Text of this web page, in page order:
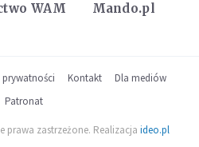
WAM
Mando.pl
Kontakt
Dla mediów
Patronat
prawa zastrzeżone. Realizacja ideo.pl